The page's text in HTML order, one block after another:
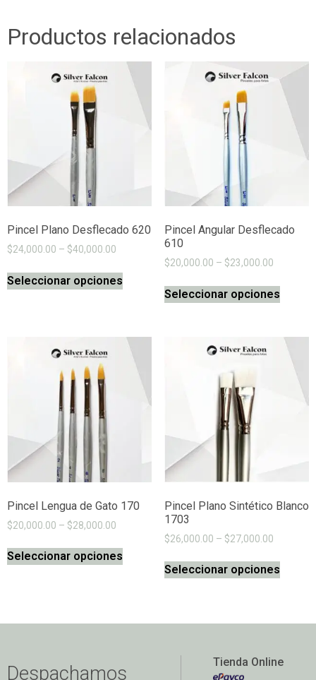
Productos relacionados
Pincel Plano Desflecado 620
$24,000.00 – $40,000.00
Seleccionar opciones
Pincel Angular Desflecado
610
$20,000.00 – $23,000.00
Seleccionar opciones
Pincel Lengua de Gato 170
$20,000.00 – $28,000.00
Seleccionar opciones
Pincel Plano Sintético Blanco
1703
$26,000.00 – $27,000.00
Seleccionar opciones
Despachamos
Tienda Online